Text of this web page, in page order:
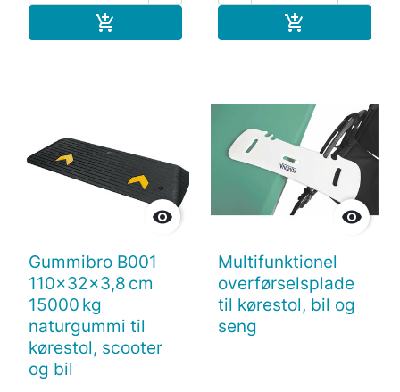
 

Gummibro B001
110x32x3,8 cm
15000 kg
naturgummi til
kørestol, scooter
og bil

Multifunktionel
overførselsplade
til kørestol, bil og
seng